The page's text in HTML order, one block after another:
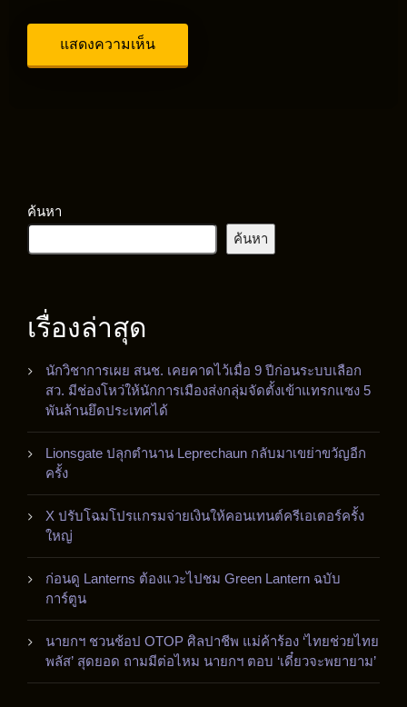
ค้นหา
ค้นหา
เรื่องล่าสุด
นักวิชาการเผย สนช. เคยคาดไว้เมื่อ 9 ปีก่อนระบบเลือก
สว. มีช่องโหว่ให้นักการเมืองส่งกลุ่มจัดตั้งเข้าแทรกแซง 5
พันล้านยึดประเทศได้
Lionsgate ปลุกตำนาน Leprechaun กลับมาเขย่าขวัญอีก
ครั้ง
X ปรับโฉมโปรแกรมจ่ายเงินให้คอนเทนต์ครีเอเตอร์ครั้ง
ใหญ่
ก่อนดู Lanterns ต้องแวะไปชม Green Lantern ฉบับ
การ์ตูน
นายกฯ ชวนช้อป OTOP ศิลปาชีพ แม่ค้าร้อง ‘ไทยช่วยไทย
พลัส’ สุดยอด ถามมีต่อไหม นายกฯ ตอบ ‘เดี๋ยวจะพยายาม’